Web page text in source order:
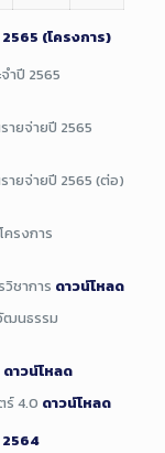
(โครงการ)
ำปี 2565
ายจ่ายปี 2565
ายจ่ายปี 2565 (ต่อ)
รงการ
ชาการ ดาวน์โหลด
ฒนธรรม
ดาวน์โหลด
ร์ 4.0 ดาวน์โหลด
2564